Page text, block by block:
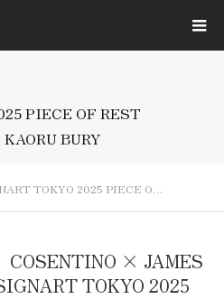
PIECE OF REST
BURY
TOKYO 2025 PIECE O…
× JAMES
TOKYO 2025